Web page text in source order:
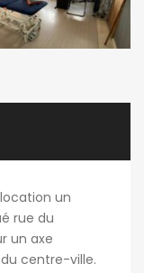
un
rue du
un axe
centre-ville.